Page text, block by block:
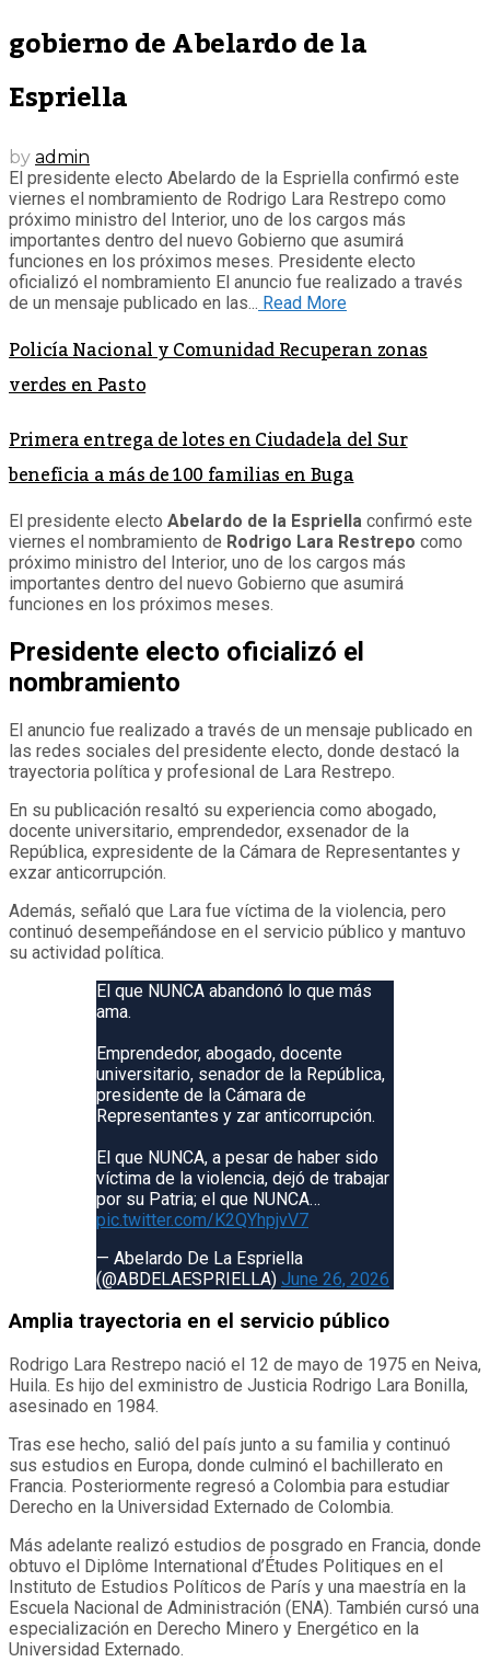
gobierno de Abelardo de la
Espriella
by admin
El presidente electo Abelardo de la Espriella confirmó este
viernes el nombramiento de Rodrigo Lara Restrepo como
próximo ministro del Interior, uno de los cargos más
importantes dentro del nuevo Gobierno que asumirá
funciones en los próximos meses. Presidente electo
oficializó el nombramiento El anuncio fue realizado a través
de un mensaje publicado en las... Read More
Policía Nacional y Comunidad Recuperan zonas
verdes en Pasto
Primera entrega de lotes en Ciudadela del Sur
beneficia a más de 100 familias en Buga
El presidente electo Abelardo de la Espriella confirmó este
viernes el nombramiento de Rodrigo Lara Restrepo como
próximo ministro del Interior, uno de los cargos más
importantes dentro del nuevo Gobierno que asumirá
funciones en los próximos meses.
Presidente electo oficializó el
nombramiento
El anuncio fue realizado a través de un mensaje publicado en
las redes sociales del presidente electo, donde destacó la
trayectoria política y profesional de Lara Restrepo.
En su publicación resaltó su experiencia como abogado,
docente universitario, emprendedor, exsenador de la
República, expresidente de la Cámara de Representantes y
exzar anticorrupción.
Además, señaló que Lara fue víctima de la violencia, pero
continuó desempeñándose en el servicio público y mantuvo
su actividad política.
El que NUNCA abandonó lo que más
ama.
Emprendedor, abogado, docente
universitario, senador de la República,
presidente de la Cámara de
Representantes y zar anticorrupción.
El que NUNCA, a pesar de haber sido
víctima de la violencia, dejó de trabajar
por su Patria; el que NUNCA…
pic.twitter.com/K2QYhpjvV7
— Abelardo De La Espriella
(@ABDELAESPRIELLA) June 26, 2026
Amplia trayectoria en el servicio público
Rodrigo Lara Restrepo nació el 12 de mayo de 1975 en Neiva,
Huila. Es hijo del exministro de Justicia Rodrigo Lara Bonilla,
asesinado en 1984.
Tras ese hecho, salió del país junto a su familia y continuó
sus estudios en Europa, donde culminó el bachillerato en
Francia. Posteriormente regresó a Colombia para estudiar
Derecho en la Universidad Externado de Colombia.
Más adelante realizó estudios de posgrado en Francia, donde
obtuvo el Diplôme International d’Études Politiques en el
Instituto de Estudios Políticos de París y una maestría en la
Escuela Nacional de Administración (ENA). También cursó una
especialización en Derecho Minero y Energético en la
Universidad Externado.